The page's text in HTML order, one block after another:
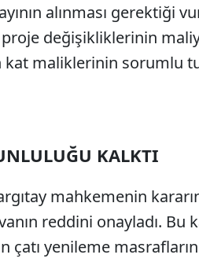
alınması gerektiği
proje değişikliklerinin
maliklerinin sorumlu
KALKTI
mahkemenin
reddini onayladı. Bu
çatı yenileme